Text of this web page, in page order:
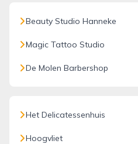
Beauty Studio Hanneke
Magic Tattoo Studio
De Molen Barbershop
Het Delicatessenhuis
Hoogvliet